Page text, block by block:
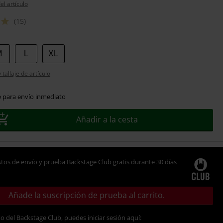
artículo
(15)
XL
tallaje de artículo
para envío inmediato
Añadir a la cesta
de envío y prueba Backstage Club gratis durante 30 días
Añade la suscripción de prueba al carrito.
del Backstage Club, puedes iniciar sesión aquí: